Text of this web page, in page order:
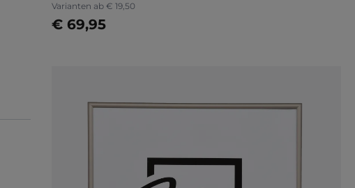
Varianten ab € 19,50
€ 69,95
Jetzt konfigurieren